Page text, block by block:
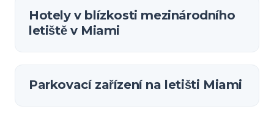
Hotely v blízkosti mezinárodního
letiště v Miami
Parkovací zařízení na letišti Miami